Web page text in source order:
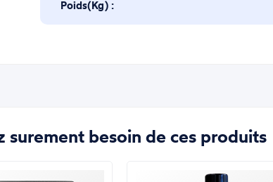
Poids(Kg) :
surement besoin de ces produits